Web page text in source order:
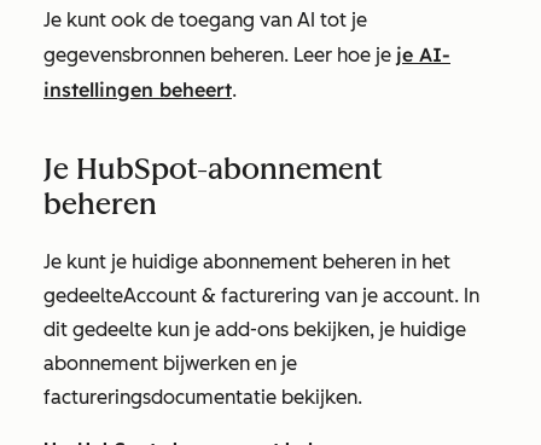
Je kunt ook de toegang van AI tot je
gegevensbronnen beheren. Leer hoe je je AI-
instellingen beheert.
Je HubSpot-abonnement
beheren
Je kunt je huidige abonnement beheren in het
gedeelteAccount & facturering van je account. In
dit gedeelte kun je add-ons bekijken, je huidige
abonnement bijwerken en je
factureringsdocumentatie bekijken.